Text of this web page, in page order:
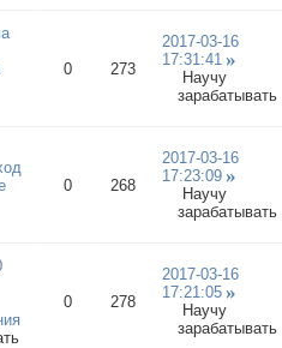
0 273
2017-03-16
17:31:41
Научу
зарабатывать
0 268
2017-03-16
17:23:09
Научу
зарабатывать
0 278
2017-03-16
17:21:05
Научу
зарабатывать